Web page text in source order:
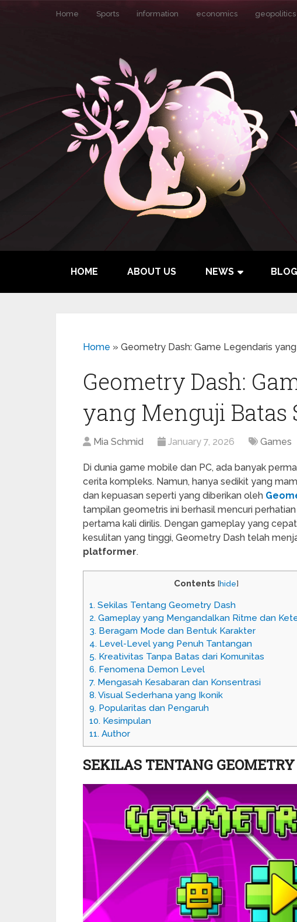
Home Sports information economics geopolitics
HOME ABOUT US NEWS BLOG
Home » Geometry Dash: Game Legendaris
Geometry Dash:
yang Menguji Batas
Mia Schmid January 7, 2026 Games
Di dunia game mobile dan PC, ada banyak
cerita kompleks. Namun, hanya sedikit yang
dan kepuasan seperti yang diberikan oleh
tampilan geometris ini berhasil mencuri
pertama kali dirilis. Dengan gameplay yang
kesulitan yang tinggi, Geometry Dash telah
platformer.
Contents [hide]
1. Sekilas Tentang Geometry Dash
2. Gameplay yang Mengandalkan Ritme dan
3. Beragam Mode dan Bentuk Karakter
4. Level-Level yang Penuh Tantangan
5. Kreativitas Tanpa Batas dari Komunitas
6. Fenomena Demon Level
7. Mengasah Kesabaran dan Konsentrasi
8.Visual Sederhana yang Ikonik
9. Popularitas dan Pengaruh
10. Kesimpulan
11. Author
SEKILAS TENTANG